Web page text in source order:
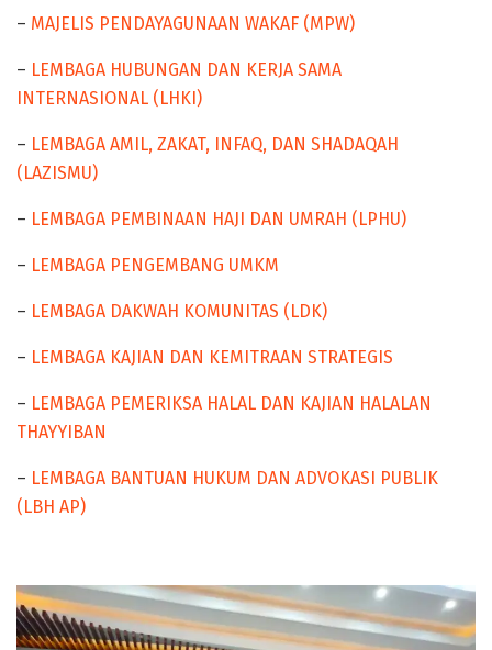
– MAJELIS PENDAYAGUNAAN WAKAF (MPW)
– LEMBAGA HUBUNGAN DAN KERJA SAMA
INTERNASIONAL (LHKI)
– LEMBAGA AMIL, ZAKAT, INFAQ, DAN SHADAQAH
(LAZISMU)
– LEMBAGA PEMBINAAN HAJI DAN UMRAH (LPHU)
– LEMBAGA PENGEMBANG UMKM
– LEMBAGA DAKWAH KOMUNITAS (LDK)
– LEMBAGA KAJIAN DAN KEMITRAAN STRATEGIS
– LEMBAGA PEMERIKSA HALAL DAN KAJIAN HALALAN
THAYYIBAN
– LEMBAGA BANTUAN HUKUM DAN ADVOKASI PUBLIK
(LBH AP)